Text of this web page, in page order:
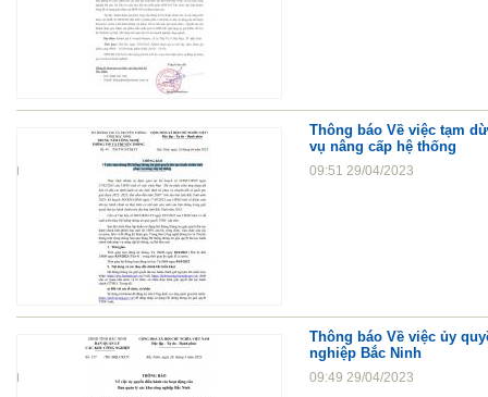
Thông báo Về việc tạm
vụ nâng cấp hệ thống
09:51 29/04/2023
Thông báo Về việc ủy
nghiệp Bắc Ninh
09:49 29/04/2023